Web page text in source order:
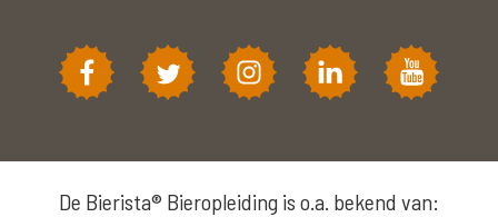
De Bierista® Bieropleiding is o.a. bekend van: